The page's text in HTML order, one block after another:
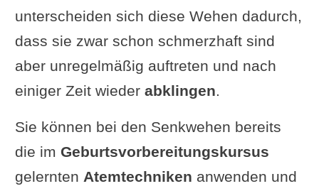
unterscheiden sich diese Wehen dadurch,
dass sie zwar schon schmerzhaft sind
aber unregelmäßig auftreten und nach
einiger Zeit wieder abklingen.
Sie können bei den Senkwehen bereits
die im Geburtsvorbereitungskursus
gelernten Atemtechniken anwenden und